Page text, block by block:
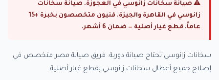
⚠ صيانة سخانات زانوسي في العجوزة. صيانة سخانات
زانوسي في القاهرة والجيزة. فنيون متخصصون بخبرة +15
عاماً. قطع غيار أصلية — ضمان 6 أشهر.
سخانات زانوسي تحتاج صيانة دورية. فريق صيانة مصر متخصص في
إصلاح جميع أعطال سخانات زانوسي بقطع غيار أصلية.